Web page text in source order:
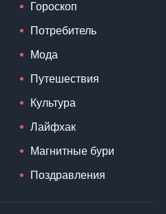
Гороскоп
Потребитель
Мода
Путешествия
Культура
Лайфхак
Магнитные бури
Поздравления